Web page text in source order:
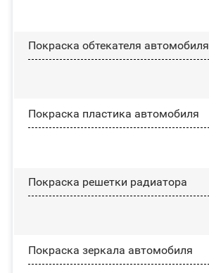
Покраска обтекателя автомобиля
Покраска пластика автомобиля
Покраска решетки радиатора
Покраска зеркала автомобиля